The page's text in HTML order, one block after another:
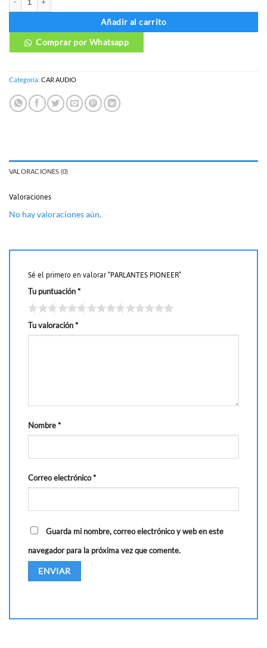
Añadir al carrito
Comprar por Whatsapp
Categoría: CAR AUDIO
VALORACIONES (0)
Valoraciones
No hay valoraciones aún.
Sé el primero en valorar “PARLANTES PIONEER”
Tu puntuación *
Tu valoración *
Nombre *
Correo electrónico*
Guarda mi nombre, correo electrónico y web en este
navegador para la próxima vez que comente.